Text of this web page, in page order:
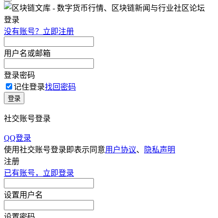
登录
没有账号？立即注册
用户名或邮箱
登录密码
记住登录找回密码
登录
社交账号登录
QQ登录
使用社交账号登录即表示同意用户协议、
隐私声明
注册
已有账号，立即登录
设置用户名